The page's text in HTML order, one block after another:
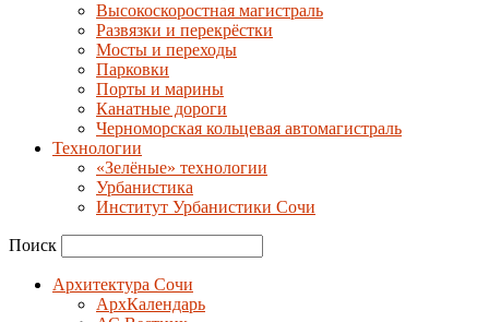
Высокоскоростная магистраль
Развязки и перекрёстки
Мосты и переходы
Парковки
Порты и марины
Канатные дороги
Черноморская кольцевая автомагистраль
Технологии
«Зелёные» технологии
Урбанистика
Институт Урбанистики Сочи
Поиск
Архитектура Сочи
АрхКалендарь